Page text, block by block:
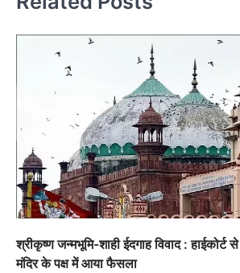
श्रीकृष्ण जन्मभूमि-शाही ईदगाह विवाद : हाईकोर्ट
मंदिर के पक्ष में आया फैसला